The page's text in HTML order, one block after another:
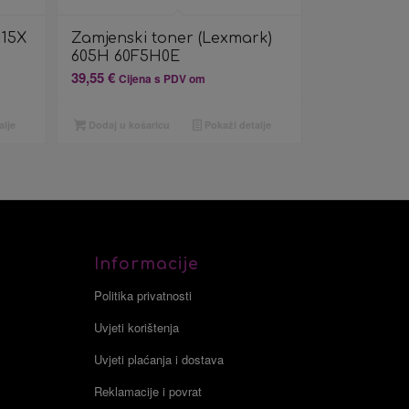
Zamjenski toner (Lexmark)
605H 60F5H0E
39,55€ Cijena s PDV om
Informacije
Politika privatnosti
Uvjeti korištenja
Uvjeti plaćanja i dostava
Reklamacije i povrat